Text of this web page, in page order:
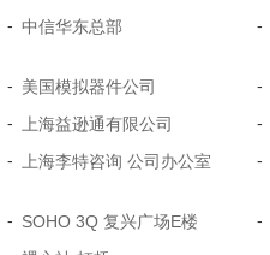
- 中信华东总部 -
- 美国模拟器件公司 -
- 上海益逊通有限公司 -
- 上海李特咨询 公司办公室 -
- SOHO 3Q 复兴广场E楼 -